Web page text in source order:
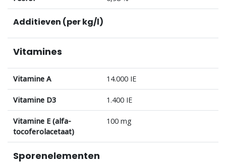
Additieven (per kg/l)
Vitamines
Vitamine A 14.000 IE
Vitamine D3 1.400 IE
Vitamine E (alfa-
tocoferolacetaat)
100 mg
Sporenelementen